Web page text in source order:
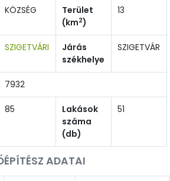
KÖZSÉG
Terület
(km2)
13
SZIGETVÁRI
Járás
székhelye
SZIGETVÁR
7932
85
Lakások
száma
(db)
51
ADATAI